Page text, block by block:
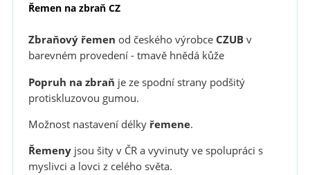
Řemen na zbraň CZ
Zbraňový řemen od českého výrobce CZUBv
barevném provedení - tmavě hnědá kůže
Popruh na zbraň je ze spodní strany podšitý
protiskluzovou gumou.
Možnost nastavení délkyřemene.
Řemenyjsou šity v ČR a vyvinuty ve spolupráci s
myslivci a lovci z celého světa.